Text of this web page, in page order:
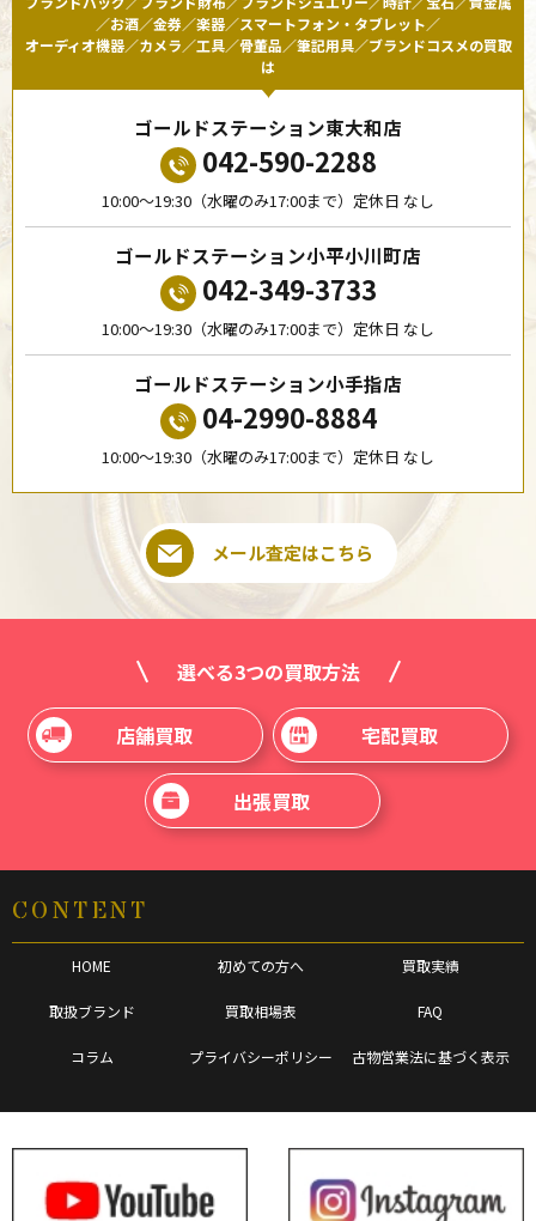
／お酒／金券／楽器／スマートフォン・タブレット／
オーディオ機器／カメラ／工具／骨董品／筆記用具／ブランドコスメの買取
は
ゴールドステーション東大和店
042-590-2288
10:00〜19:30（水曜のみ17:00まで）定休日 なし
ゴールドステーション小平小川町店
042-349-3733
10:00〜19:30（水曜のみ17:00まで）定休日 なし
ゴールドステーション小手指店
04-2990-8884
10:00〜19:30（水曜のみ17:00まで）定休日 なし
メール査定はこちら
選べる3つの買取方法
店舗買取 宅配買取
出張買取
CONTENT
HOME 初めての方へ 買取実績
取扱ブランド 買取相場表 FAQ
コラム プライバシーポリシー 古物営業法に基づく表示